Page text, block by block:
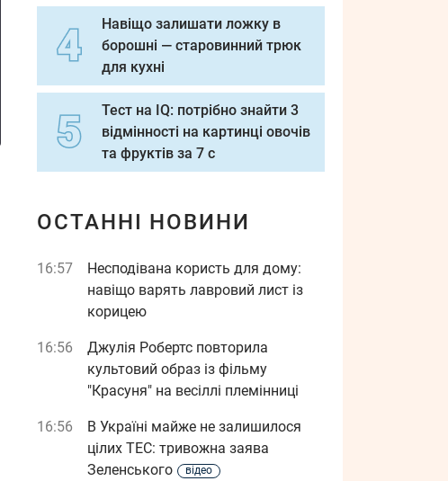
Навіщо залишати ложку в
борошні — старовинний трюк
для кухні
Тест на IQ: потрібно знайти 3
відмінності на картинці овочів
та фруктів за 7 с
ОСТАННІ НОВИНИ
16:57
Несподівана користь для дому:
навіщо варять лавровий лист із
корицею
16:56
Джулія Робертс повторила
культовий образ із фільму
"Красуня" на весіллі племінниці
16:56
В Україні майже не залишилося
цілих ТЕС: тривожна заява
Зеленського
відео